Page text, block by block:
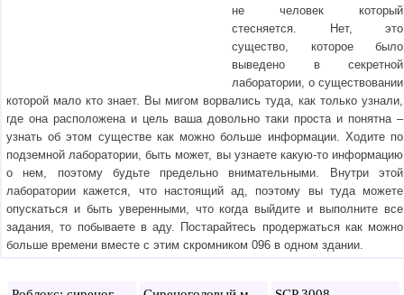
не человек который
стесняется. Нет, это
существо, которое было
выведено в секретной
лаборатории, о существовании
которой мало кто знает. Вы мигом ворвались туда, как только узнали,
где она расположена и цель ваша довольно таки проста и понятна –
узнать об этом существе как можно больше информации. Ходите по
подземной лаборатории, быть может, вы узнаете какую-то информацию
о нем, поэтому будьте предельно внимательными. Внутри этой
лаборатории кажется, что настоящий ад, поэтому вы туда можете
опускаться и быть уверенными, что когда выйдите и выполните все
задания, то побываете в аду. Постарайтесь продержаться как можно
больше времени вместе с этим скромником 096 в одном здании.